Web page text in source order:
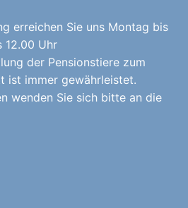
erreichen Sie uns Montag bis
12.00 Uhr
der Pensionstiere zum
ist immer gewährleistet.
wenden Sie sich bitte an die